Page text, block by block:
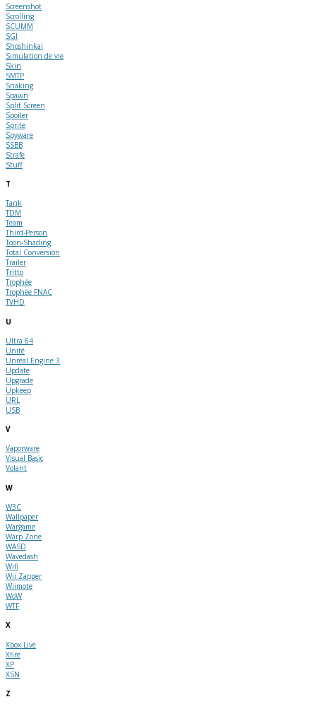
Screenshot
Scrolling
SCUMM
SGI
Shoshinkai
Simulation de vie
Skin
SMTP
Snaking
Spawn
Split Screen
Spoiler
Sprite
Spyware
SSBB
Strafe
Stuff
T
Tank
TDM
Team
Third-Person
Toon-Shading
Total Conversion
Trailer
Tritto
Trophée
Trophée FNAC
TVHD
U
Ultra 64
Unité
Unreal Engine 3
Update
Upgrade
Upkeep
URL
USB
V
Vaporware
Visual Basic
Volant
W
W3C
Wallpaper
Wargame
Warp Zone
WASD
Wavedash
Wifi
Wii Zapper
Wiimote
WoW
WTF
X
Xbox Live
Xfire
XP
XSN
Z